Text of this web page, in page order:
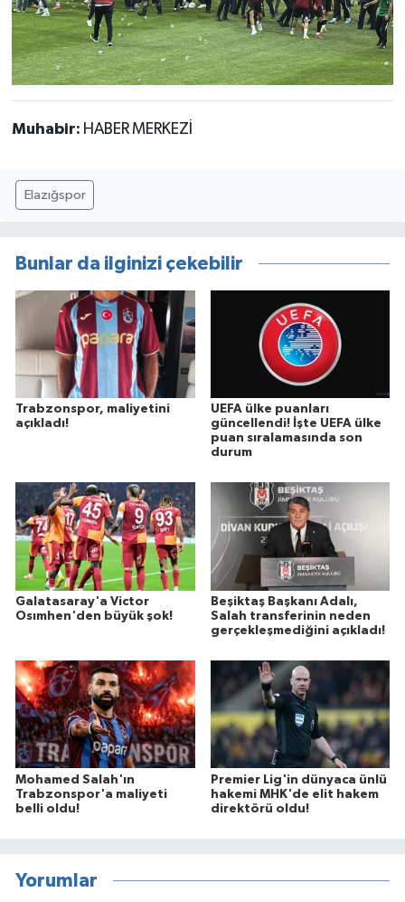
Muhabir: HABER MERKEZİ
Elazığspor
Bunlar da ilginizi çekebilir
Trabzonspor, maliyetini
açıkladı!
UEFA ülke puanları
güncellendi! İşte UEFA ülke
puan sıralamasında son
durum
Galatasaray'a Victor
Osımhen'den büyük şok!
Beşiktaş Başkanı Adalı,
Salah transferinin neden
gerçekleşmediğini açıkladı!
Mohamed Salah'ın
Trabzonspor'a maliyeti
belli oldu!
Premier Lig'in dünyaca ünlü
hakemi MHK'de elit hakem
direktörü oldu!
Yorumlar